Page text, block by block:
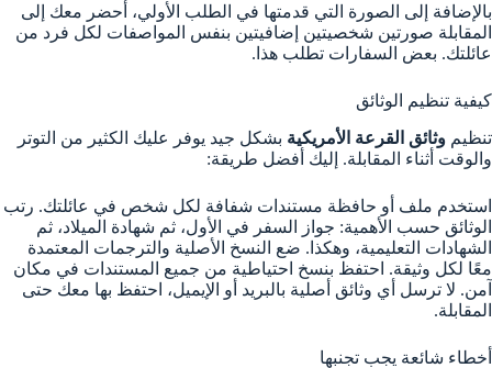
بالإضافة إلى الصورة التي قدمتها في الطلب الأولي، أحضر معك إلى
المقابلة صورتين شخصيتين إضافيتين بنفس المواصفات لكل فرد من
عائلتك. بعض السفارات تطلب هذا.
كيفية تنظيم الوثائق
تنظيم وثائق القرعة الأمريكية بشكل جيد يوفر عليك الكثير من التوتر
والوقت أثناء المقابلة. إليك أفضل طريقة:
استخدم ملف أو حافظة مستندات شفافة لكل شخص في عائلتك. رتب
الوثائق حسب الأهمية: جواز السفر في الأول، ثم شهادة الميلاد، ثم
الشهادات التعليمية، وهكذا. ضع النسخ الأصلية والترجمات المعتمدة
معًا لكل وثيقة. احتفظ بنسخ احتياطية من جميع المستندات في مكان
آمن. لا ترسل أي وثائق أصلية بالبريد أو الإيميل، احتفظ بها معك حتى
المقابلة.
أخطاء شائعة يجب تجنبها